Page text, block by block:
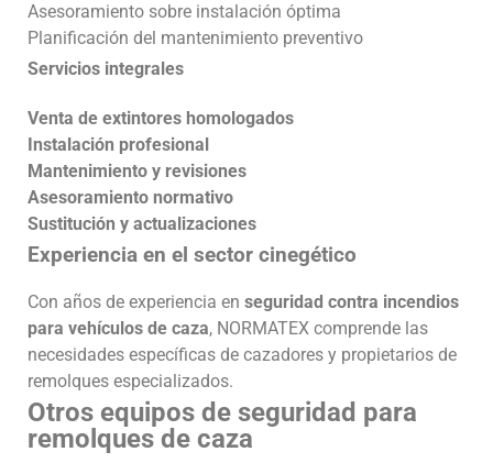
Asesoramiento sobre instalación óptima
Planificación del mantenimiento preventivo
Servicios integrales
Venta de extintores homologados
Instalación profesional
Mantenimiento y revisiones
Asesoramiento normativo
Sustitución y actualizaciones
Experiencia en el sector cinegético
Con años de experiencia en seguridad contra incendios
para vehículos de caza, NORMATEX comprende las
necesidades específicas de cazadores y propietarios de
remolques especializados.
Otros equipos de seguridad para
remolques de caza